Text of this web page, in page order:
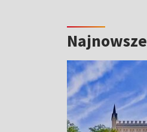
Najnowsze